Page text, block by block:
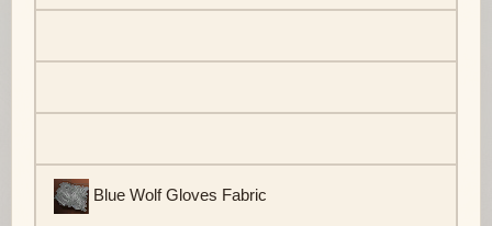
Blue Wolf Gloves Fabric